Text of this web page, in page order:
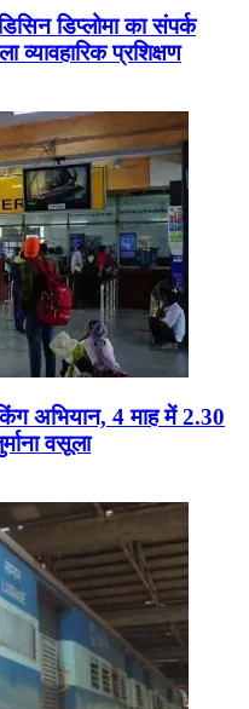
डिप्लोमा का संपर्क
व्यावहारिक प्रशिक्षण
अभियान, 4 माह में 2.30
वसूला